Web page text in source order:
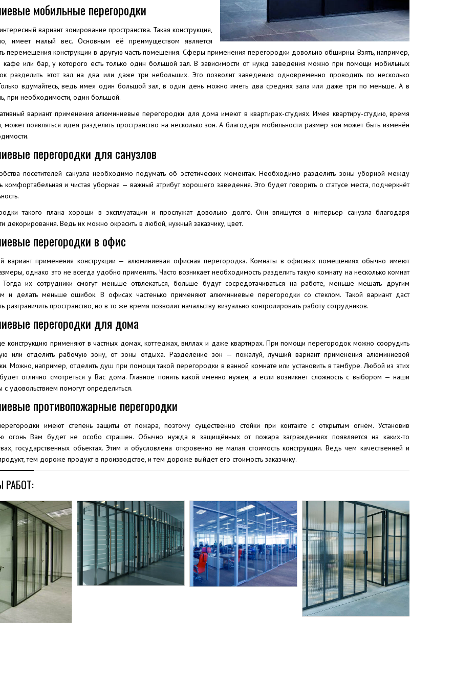
мобильные перегородки
вариант зонирование пространства. Такая конструкция,
имеет малый вес. Основным её преимуществом является
перемещения конструкции в другую часть помещения. Сферы применения перегородки довольно обширны. Взять, например,
или бар, у которого есть только один большой зал. В зависимости от нужд заведения можно при помощи мобильных
разделить этот зал на два или даже три небольших. Это позволит заведению одновременно проводить по несколько
вдумайтесь, ведь имея один большой зал, в один день можно иметь два средних зала или даже три по меньше. А в
при необходимости, один большой.
вариант применения алюминиевые перегородки для дома имеют в квартирах-студиях. Имея квартиру-студию, время
может появляться идея разделить пространство на несколько зон. А благодаря мобильности размер зон может быть изменён
перегородки для санузлов
посетителей санузла необходимо подумать об эстетических моментах. Необходимо разделить зоны уборной между
комфортабельная и чистая уборная — важный атрибут хорошего заведения. Это будет говорить о статусе места, подчеркнёт
такого плана хороши в эксплуатации и прослужат довольно долго. Они впишутся в интерьер санузла благодаря
декорирования. Ведь их можно окрасить в любой, нужный заказчику, цвет.
перегородки в офис
вариант применения конструкции — алюминиевая офисная перегородка. Комнаты в офисных помещениях обычно имеют
однако это не всегда удобно применять. Часто возникает необходимость разделить такую комнату на несколько комнат
их сотрудники смогут меньше отвлекаться, больше будут сосредотачиваться на работе, меньше мешать другим
и делать меньше ошибок. В офисах частенько применяют алюминиевые перегородки со стеклом. Такой вариант даст
разграничить пространство, но в то же время позволит начальству визуально контролировать работу сотрудников.
перегородки для дома
конструкцию применяют в частных домах, коттеджах, виллах и даже квартирах. При помощи перегородок можно соорудить
или отделить рабочую зону, от зоны отдыха. Разделение зон — пожалуй, лучший вариант применения алюминиевой
Можно, например, отделить душ при помощи такой перегородки в ванной комнате или установить в тамбуре. Любой из этих
отлично смотреться у Вас дома. Главное понять какой именно нужен, а если возникнет сложность с выбором — наши
удовольствием помогут определиться.
противопожарные перегородки
имеют степень защиты от пожара, поэтому существенно стойки при контакте с открытым огнём. Установив
огонь Вам будет не особо страшен. Обычно нужда в защищённых от пожара заграждениях появляется на каких-то
государственных объектах. Этим и обусловлена откровенно не малая стоимость конструкции. Ведь чем качественней и
тем дороже продукт в производстве, и тем дороже выйдет его стоимость заказчику.
РАБОТ: